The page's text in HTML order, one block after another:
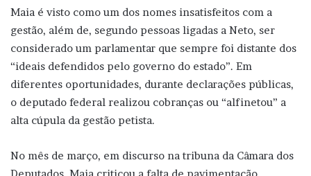
Maia é visto como um dos nomes insatisfeitos com a
gestão, além de, segundo pessoas ligadas a Neto, ser
considerado um parlamentar que sempre foi distante dos
“ideais defendidos pelo governo do estado”. Em
diferentes oportunidades, durante declarações públicas,
o deputado federal realizou cobranças ou “alfinetou” a
alta cúpula da gestão petista.
No mês de março, em discurso na tribuna da Câmara dos